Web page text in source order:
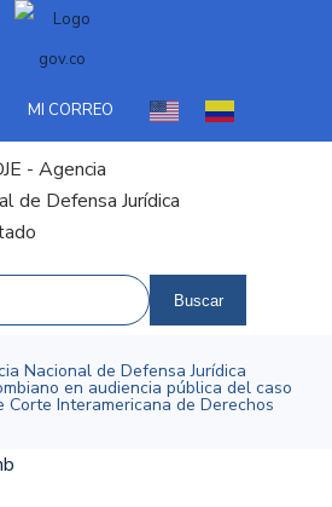
MI CORREO
Nacional de Defensa Jurídica
en audiencia pública del caso
Corte Interamericana de Derechos